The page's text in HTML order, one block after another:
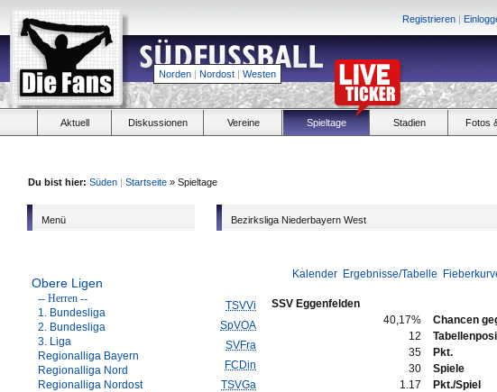
Registrieren |
Norden | Nordost | Westen
Aktuell Diskussionen Vereine Spieltage Stadien Fotos
Du bist hier: Süden | Startseite » Spieltage
Menü
Obere Ligen
-- Herren --
1. Bundesliga
2. Bundesliga
3. Liga
Regionalliga Bayern
Regionalliga Nord
Regionalliga Nordost
Bezirksliga Niederbayern West
Kalender Ergebnisse/Tabelle
TSVVi
SpVOA
SVFra
FCDin
TSVGa
SSV Eggenfelden
40,17%
Chancen
12
35
Pkt.
30
Spiele
1.17
Pkt./Spiel